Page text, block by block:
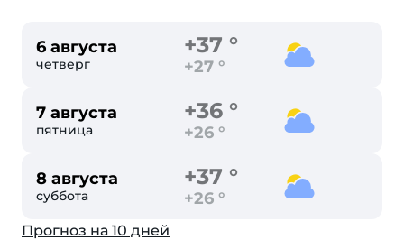
6 августа
четверг
+37 °
+27 °
7 августа
пятница
+36 °
+26 °
8 августа
суббота
+37 °
+26 °
Прогноз на 10 дней